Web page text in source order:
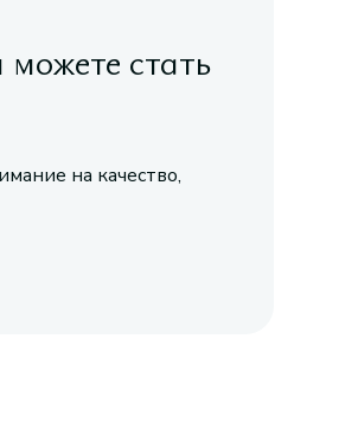
можете стать
на качество,